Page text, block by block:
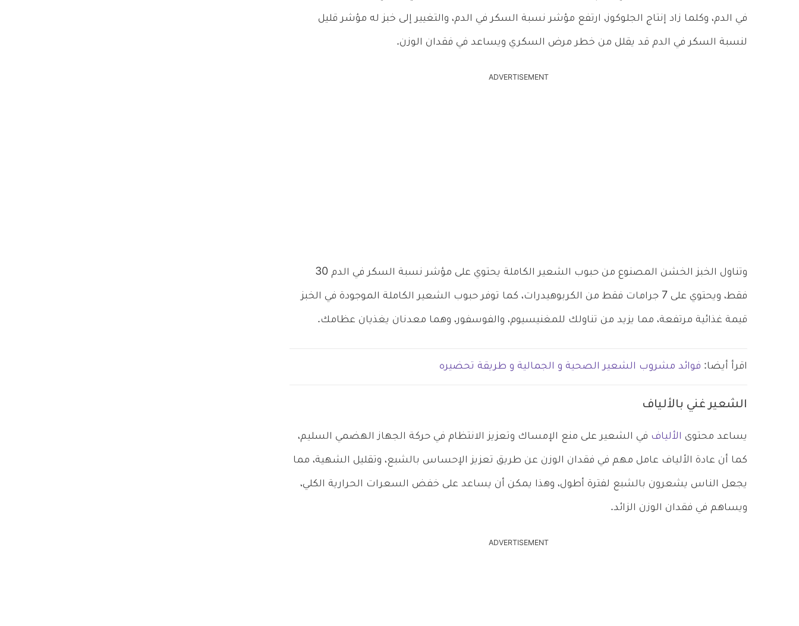
في الدم، وكلما زاد إنتاج الجلوكوز، ارتفع مؤشر نسبة السكر في الدم، والتغيير إلى خبز له مؤشر قليل
لنسبة السكر في الدم قد يقلل من خطر مرض السكري ويساعد في فقدان الوزن.
ADVERTISEMENT
وتناول الخبز الخشن المصنوع من حبوب الشعير الكاملة يحتوي على مؤشر نسبة السكر في الدم 30
فقط، ويحتوي على 7 جرامات فقط من الكربوهيدرات، كما توفر حبوب الشعير الكاملة الموجودة في الخبز
قيمة غذائية مرتفعة، مما يزيد من تناولك للمغنيسيوم، والفوسفور، وهما معدنان يغذيان عظامك.
اقرأ أيضا: فوائد مشروب الشعير الصحية و الجمالية و طريقة تحضيره
الشعير غني بالألياف
يساعد محتوى الألياف في الشعير على منع الإمساك وتعزيز الانتظام في حركة الجهاز الهضمي السليم،
كما أن عادة الألياف عامل مهم في فقدان الوزن عن طريق تعزيز الإحساس بالشبع، وتقليل الشهية، مما
يجعل الناس يشعرون بالشبع لفترة أطول، وهذا يمكن أن يساعد على خفض السعرات الحرارية الكلي،
ويساهم في فقدان الوزن الزائد.
ADVERTISEMENT